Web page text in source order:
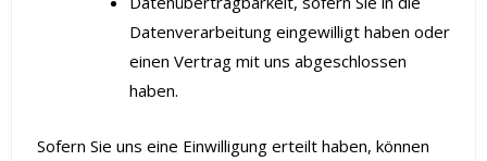
Datenverarbeitung eingewilligt haben oder
einen Vertrag mit uns abgeschlossen
haben.
Sofern Sie uns eine Einwilligung erteilt haben, können